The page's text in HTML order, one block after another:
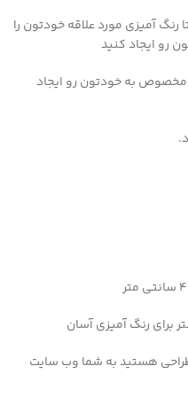
آمیزی مورد علاقه خودتون را
رو ایجاد کنید
مخصوص به خودتون رو ایجاد
برای رنگ آمیزی آسان
طراحی هستید به شما وب سایت